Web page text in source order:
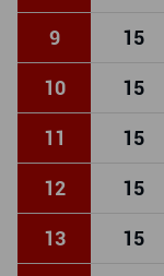
9 15
10 15
11 15
12 15
13 15